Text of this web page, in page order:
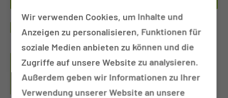
ONLINEAUFNAHME
ERSPAREN SICH DADURCH EIN LANGES
AUFNAHMEVERFAHREN UND VERKÜRZEN DAMIT
IHRE WARTEZEITEN.
Wir verwenden Cookies, um Inhalte und
Anzeigen zu personalisieren, Funktionen für
soziale Medien anbieten zu können und die
Zugriffe auf unsere Website zu analysieren.
Außerdem geben wir Informationen zu Ihrer
Verwendung unserer Website an unsere